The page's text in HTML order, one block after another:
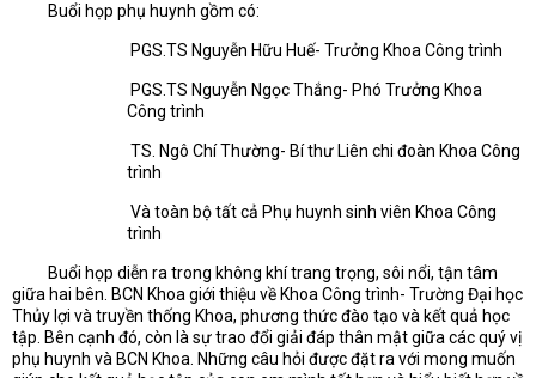
Buổi họp phụ huynh gồm có:
PGS.TS Nguyễn Hữu Huế- Trưởng Khoa Công trình
PGS.TS Nguyễn Ngọc Thắng- Phó Trưởng Khoa
Công trình
TS. Ngô Chí Thường- Bí thư Liên chi đoàn Khoa Công
trình
Và toàn bộ tất cả Phụ huynh sinh viên Khoa Công
trình
Buổi họp diễn ra trong không khí trang trọng, sôi nổi, tận tâm
giữa hai bên. BCN Khoa giới thiệu về Khoa Công trình- Trường Đại học
Thủy lợi và truyền thống Khoa, phương thức đào tạo và kết quả học
tập. Bên cạnh đó, còn là sự trao đổi giải đáp thân mật giữa các quý vị
phụ huynh và BCN Khoa. Những câu hỏi được đặt ra với mong muốn